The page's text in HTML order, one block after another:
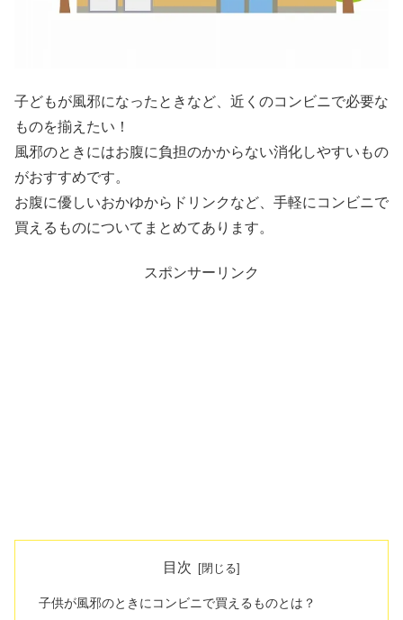
子どもが風邪になったときなど、近くのコンビニで必要な
ものを揃えたい！
風邪のときにはお腹に負担のかからない消化しやすいもの
がおすすめです。
お腹に優しいおかゆからドリンクなど、手軽にコンビニで
買えるものについてまとめてあります。
スポンサーリンク
目次
子供が風邪のときにコンビニで買えるものとは？